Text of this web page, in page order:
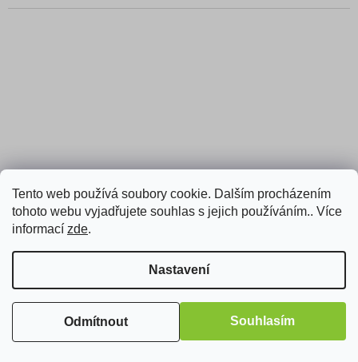
Tento web používá soubory cookie. Dalším procházením
tohoto webu vyjadřujete souhlas s jejich používáním.. Více
informací zde.
Nastavení
Odmítnout Souhlasím
DYMO 45016, S0720560, 12mm, 7m, černý tisk/modrý